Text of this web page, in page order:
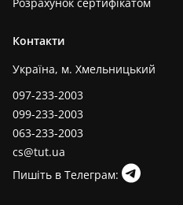
Контакти
Україна, м. Хмельницький
097-233-2003
099-233-2003
063-233-2003
cs@tut.ua
Пишіть в Телеграм: